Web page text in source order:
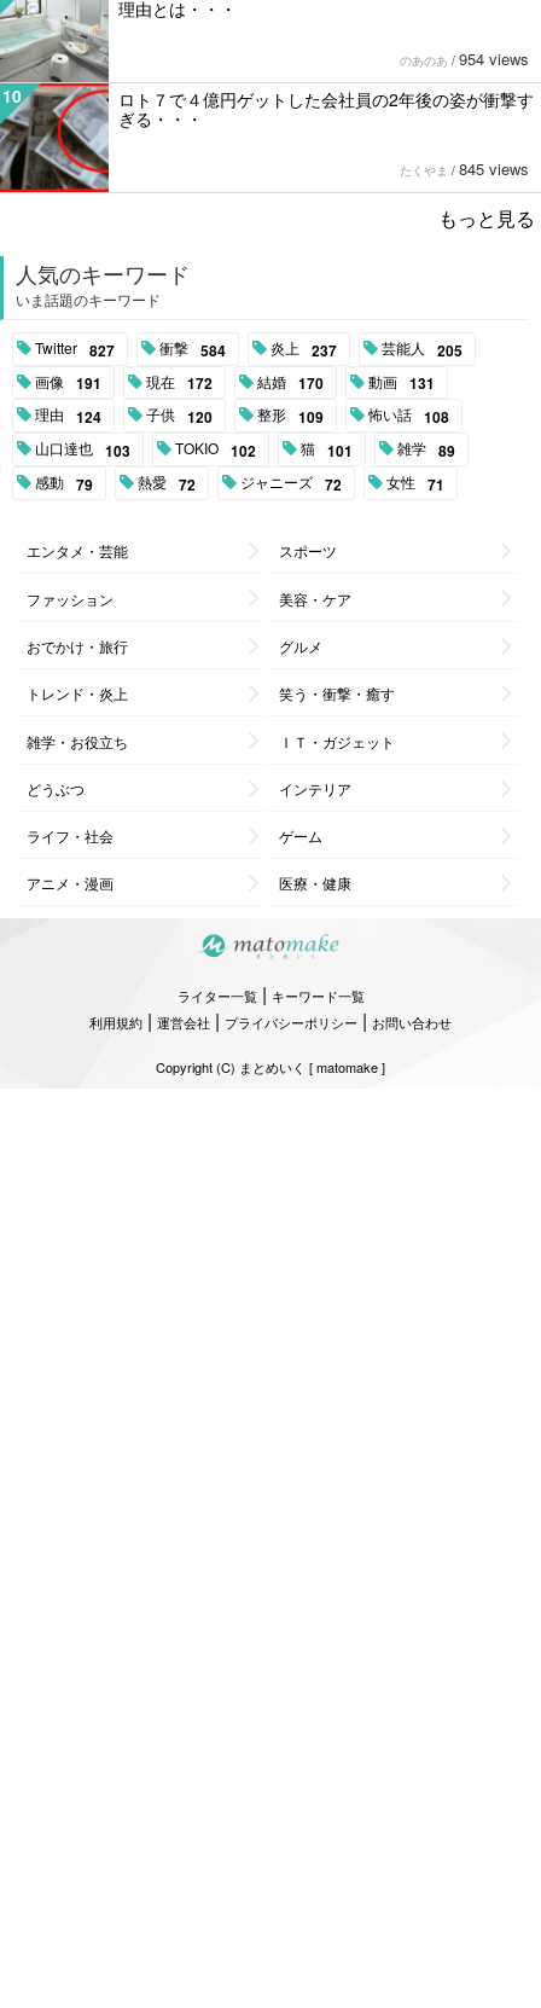
理由とは・・・
のあのあ / 954 views
10
ロト７で４億円ゲットした会社員の2年後の姿が衝撃す
ぎる・・・
たくやま / 845 views
もっと見る
人気のキーワード
いま話題のキーワード
Twitter 827 衝撃 584 炎上 237 芸能人 205
画像 191 現在 172 結婚 170 動画 131
理由 124 子供 120 整形 109 怖い話 108
山口達也 103 TOKIO 102 猫 101 雑学 89
感動 79 熱愛 72 ジャニーズ 72 女性 71
エンタメ・芸能 スポーツ
ファッション 美容・ケア
おでかけ・旅行 グルメ
トレンド・炎上 笑う・衝撃・癒す
雑学・お役立ち ＩＴ・ガジェット
どうぶつ インテリア
ライフ・社会 ゲーム
アニメ・漫画 医療・健康
ライター一覧| キーワード一覧
利用規約 | 運営会社 | プライバシーポリシー | お問い合わせ
Copyright (C) まとめいく [ matomake ]